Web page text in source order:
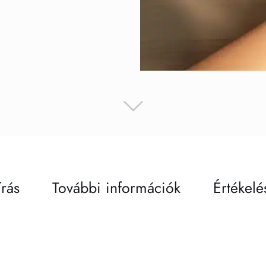
További információk